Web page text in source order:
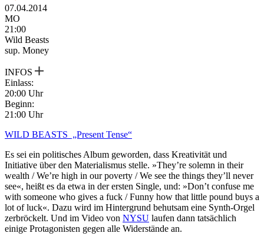
07.04.2014
MO
21:00
Wild Beasts
sup. Money
INFOS
Einlass:
20:00 Uhr
Beginn:
21:00 Uhr
WILD BEASTS „Present Tense“
Es sei ein politisches Album geworden, dass Kreativität und
Initiative über den Materialismus stelle. »They’re solemn in their
wealth / We’re high in our poverty / We see the things they’ll never
see«, heißt es da etwa in der ersten Single, und: »Don’t confuse me
with someone who gives a fuck / Funny how that little pound buys a
lot of luck«. Dazu wird im Hintergrund behutsam eine Synth-Orgel
zerbröckelt. Und im Video von NYSU laufen dann tatsächlich
einige Protagonisten gegen alle Widerstände an.